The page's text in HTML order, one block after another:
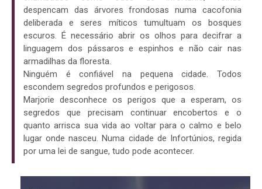
despencam das árvores frondosas numa cacofonia
deliberada e seres míticos tumultuam os bosques
escuros. É necessário abrir os olhos para decifrar a
linguagem dos pássaros e espinhos e não cair nas
armadilhas da floresta.
Ninguém é confiável na pequena cidade. Todos
escondem segredos profundos e perigosos.
Marjorie desconhece os perigos que a esperam, os
segredos que precisam continuar encobertos e o
quanto arrisca sua vida ao voltar para o calmo e belo
lugar onde nasceu. Numa cidade de Infortúnios, regida
por uma lei de sangue, tudo pode acontecer.